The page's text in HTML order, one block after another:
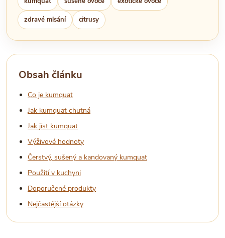
zdravé mlsání citrusy
Obsah článku
Co je kumquat
Jak kumquat chutná
Jak jíst kumquat
Výživové hodnoty
Čerstvý, sušený a kandovaný kumquat
Použití v kuchyni
Doporučené produkty
Nejčastější otázky